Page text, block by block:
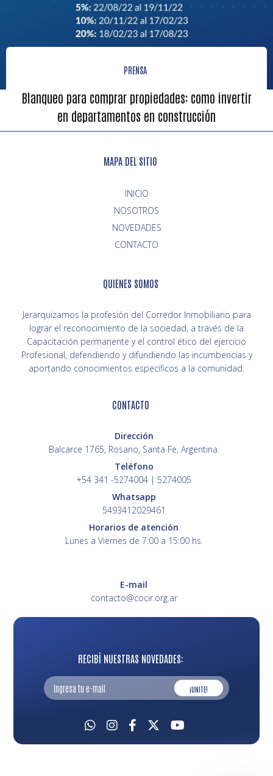
PRENSA
Blanqueo para comprar propiedades: como invertir
en departamentos en construcción
RECIBÍ NUESTRAS NOVEDADES:
¡UNITE!
MAPA DEL SITIO
INICIO
NOVEDADES
CONTACTO
QUIENES SOMOS
Jerarquizamos la profesión del Corredor Inmobiliario para
lograr el reconocimiento de la sociedad, a través de la
Capacitación permanente y el control ético del ejercicio
Profesional, defendiendo y difundiendo las incumbencias y
aportando conocimientos específicos a la comunidad.
CONTACTO
Dirección
Balcarce 1765, Rosario, Santa Fe, Argentina.
Teléfono
+54 341 -5274004 | 5274005
Whatsapp
5493412029461
Horarios de atención
Lunes a Viernes de 7:00 a 15:00 hs.
E-mail
contacto@cocir.org.ar